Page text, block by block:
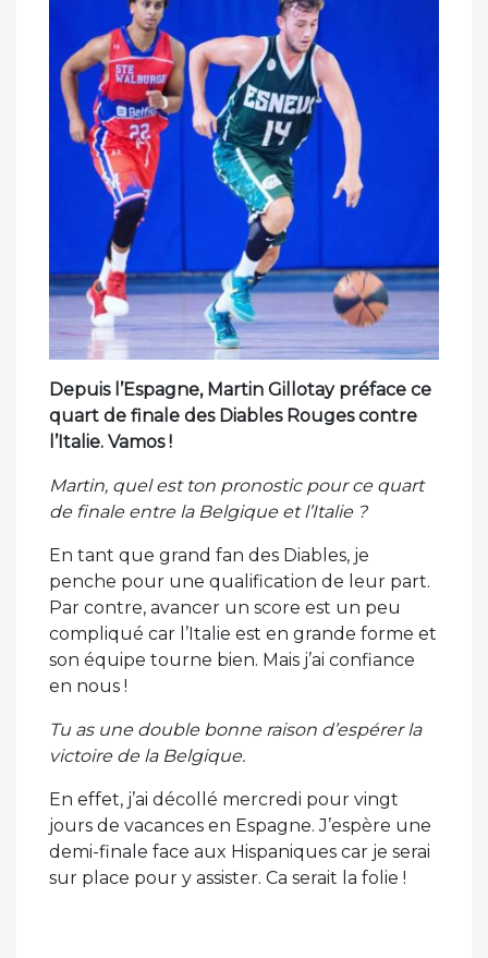
Depuis l’Espagne, Martin Gillotay préface ce
quart de finale des Diables Rouges contre
l’Italie. Vamos !
Martin, quel est ton pronostic pour ce quart
de finale entre la Belgique et l’Italie ?
En tant que grand fan des Diables, je
penche pour une qualification de leur part.
Par contre, avancer un score est un peu
compliqué car l’Italie est en grande forme et
son équipe tourne bien. Mais j’ai confiance
en nous !
Tu as une double bonne raison d’espérer la
victoire de la Belgique.
En effet, j’ai décollé mercredi pour vingt
jours de vacances en Espagne. J’espère une
demi-finale face aux Hispaniques car je serai
sur place pour y assister. Ca serait la folie !